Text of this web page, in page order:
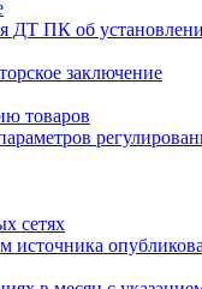
ДТ ПК об
заключение
товаров
сетях
источника